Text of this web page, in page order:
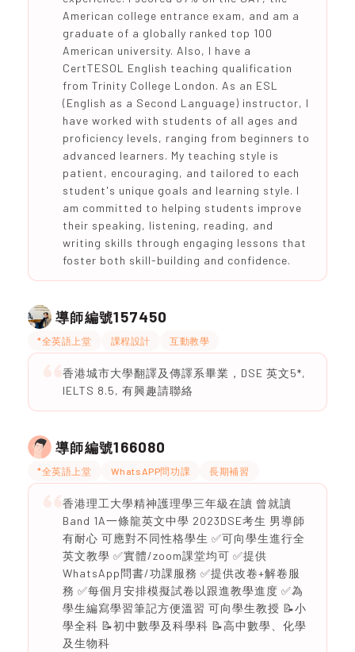
American college entrance exam, and am a
graduate of a globally ranked top 100
American university. Also, I have a
CertTESOL English teaching qualification
from Trinity College London. As an ESL
(English as a Second Language) instructor, I
have worked with students of all ages and
proficiency levels, ranging from beginners to
advanced learners. My teaching style is
patient, encouraging, and tailored to each
student's unique goals and learning style. I
am committed to helping students improve
their speaking, listening, reading, and
writing skills through engaging lessons that
foster both skill-building and confidence.
導師編號157450
*全英語上堂 課程設計 互動教學
香港城市大學翻譯及傳譯系畢業，DSE 英文5*,
IELTS 8.5, 有興趣請聯絡
導師編號166080
*全英語上堂 WhatsAPP問功課 長期補習
香港理工大學精神護理學三年級在讀 曾就讀
Band 1A一條龍英文中學 2023DSE考生 男導師
有耐心 可應對不同性格學生 ✅可向學生進行全
英文教學 ✅實體/zoom課堂均可 ✅提供
WhatsApp問書/功課服務 ✅提供改卷+解卷服
務 ✅每個月安排模擬試卷以跟進教學進度 ✅為
學生編寫學習筆記方便溫習 可向學生教授 📝小
學全科 📝初中數學及科學科 📝高中數學、化學
及生物科